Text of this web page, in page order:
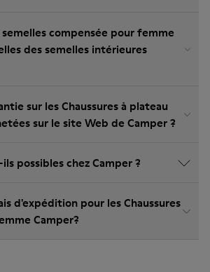
semelles compensée pour femme
des semelles intérieures
sur les Chaussures à plateau
sur le site Web de Camper ?
possibles chez Camper ?
d'expédition pour les Chaussures
Camper?